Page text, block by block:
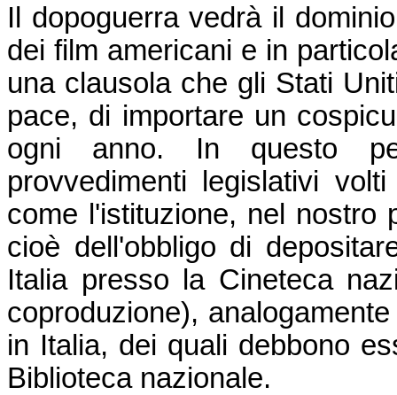
Il dopoguerra vedrà il
dei film americani e in
una clausola che gli Stati
pace, di importare un
ogni anno. In questo
provvedimenti legislativi
come l'istituzione, nel nostro
cioè dell'obbligo di
Italia presso la Cineteca
coproduzione),
in Italia, dei quali debbono
Biblioteca nazionale.